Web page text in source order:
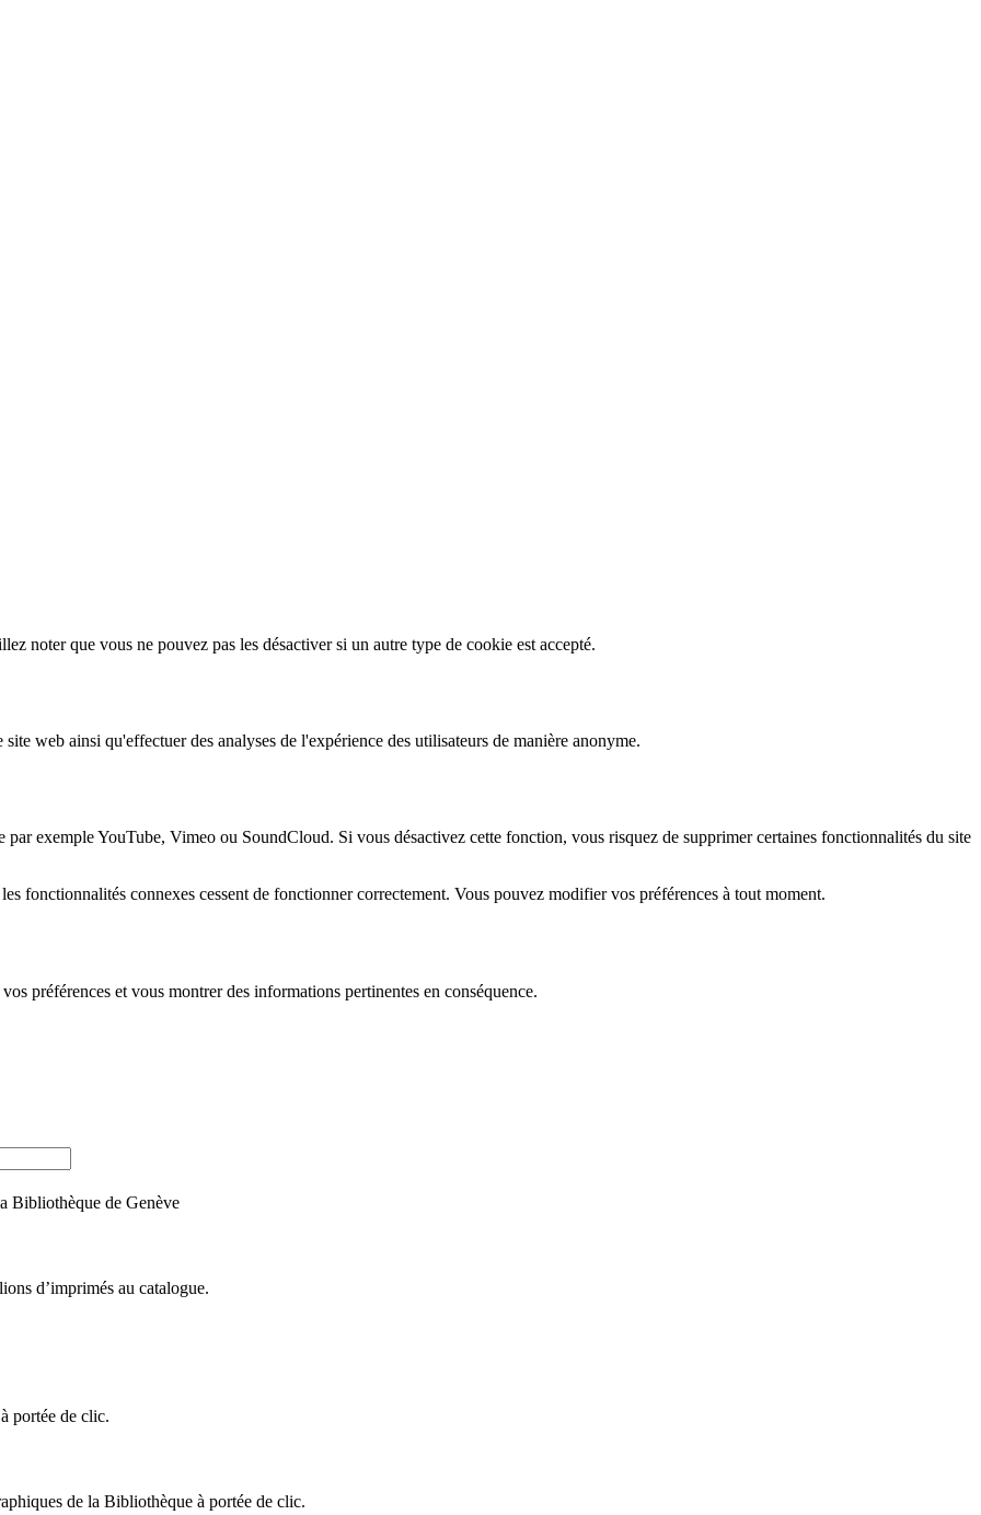
noter que vous ne pouvez pas les désactiver si un autre type de cookie est accepté.
web ainsi qu'effectuer des analyses de l'expérience des utilisateurs de manière anonyme.
exemple YouTube, Vimeo ou SoundCloud. Si vous désactivez cette fonction, vous risquez de supprimer certaines fonctionnalités du site
fonctionnalités connexes cessent de fonctionner correctement. Vous pouvez modifier vos préférences à tout moment.
préférences et vous montrer des informations pertinentes en conséquence.
Bibliothèque de Genève
d’imprimés au catalogue.
portée de clic.
de la Bibliothèque à portée de clic.